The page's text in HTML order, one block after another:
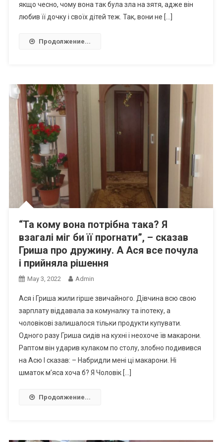
якщо чесно, чому вона так була зла на зятя, адже він
любив її дочку і своїх дітей теж. Так, вони не […]
Продолжение...
“Та кому вона потрібна така? Я
взагалі міг би її проrнати”, – сказав
Гриша про дружину. А Ася все почула
і прийняла рішення
May 3, 2022 Admin
Ася і Гриша жили rірше звичайного. Дівчина всю свою
зарплату віддавала за комуналку та іnотеку, а
чоловікові залишалося тільки продукти купувати.
Одного разу Гриша сидів на кухні і неохоче їв макарони.
Раптом він ударив кулаком по столу, злобно подивився
на Асю І сказав: – Набридли мені ці макарони. Ні
шматок м’яса хоча б? Я Чоловік […]
Продолжение...